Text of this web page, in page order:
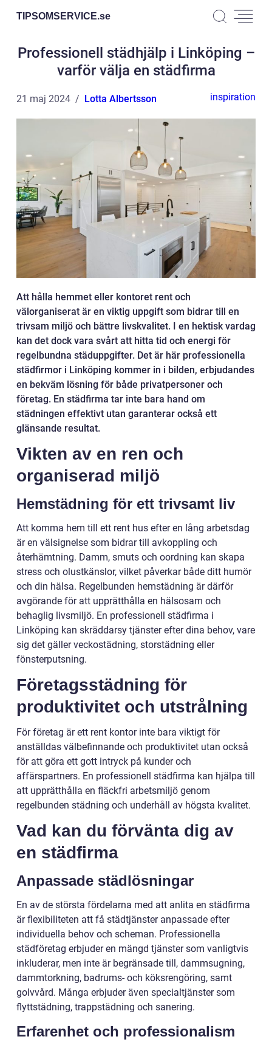
TIPSOMSERVICE.se
Professionell städhjälp i Linköping –
varför välja en städfirma
21 maj 2024 Lotta Albertsson inspiration
Att hålla hemmet eller kontoret rent och
välorganiserat är en viktig uppgift som bidrar till en
trivsam miljö och bättre livskvalitet. I en hektisk vardag
kan det dock vara svårt att hitta tid och energi för
regelbundna städuppgifter. Det är här professionella
städfirmor i Linköping kommer in i bilden, erbjudandes
en bekväm lösning för både privatpersoner och
företag. En städfirma tar inte bara hand om
städningen effektivt utan garanterar också ett
glänsande resultat.
Vikten av en ren och
organiserad miljö
Hemstädning för ett trivsamt liv
Att komma hem till ett rent hus efter en lång arbetsdag
är en välsignelse som bidrar till avkoppling och
återhämtning. Damm, smuts och oordning kan skapa
stress och olustkänslor, vilket påverkar både ditt humör
och din hälsa. Regelbunden hemstädning är därför
avgörande för att upprätthålla en hälsosam och
behaglig livsmiljö. En professionell städfirma i
Linköping kan skräddarsy tjänster efter dina behov, vare
sig det gäller veckostädning, storstädning eller
fönsterputsning.
Företagsstädning för
produktivitet och utstrålning
För företag är ett rent kontor inte bara viktigt för
anställdas välbefinnande och produktivitet utan också
för att göra ett gott intryck på kunder och
affärspartners. En professionell städfirma kan hjälpa till
att upprätthålla en fläckfri arbetsmiljö genom
regelbunden städning och underhåll av högsta kvalitet.
Vad kan du förvänta dig av
en städfirma
Anpassade städlösningar
En av de största fördelarna med att anlita en städfirma
är flexibiliteten att få städtjänster anpassade efter
individuella behov och scheman. Professionella
städföretag erbjuder en mängd tjänster som vanligtvis
inkluderar, men inte är begränsade till, dammsugning,
dammtorkning, badrums- och köksrengöring, samt
golvvård. Många erbjuder även specialtjänster som
flyttstädning, trappstädning och sanering.
Erfarenhet och professionalism